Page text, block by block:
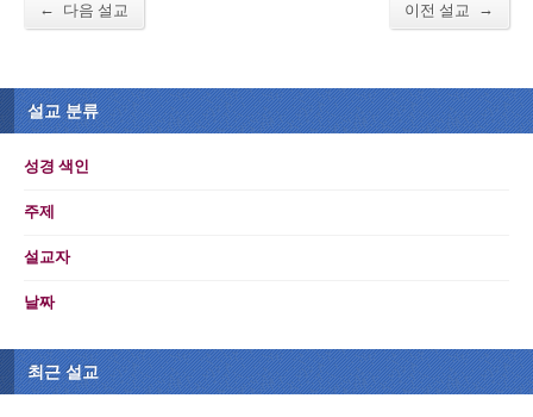
← 다음 설교 이전 설교 →
설교 분류
성경 색인
주제
설교자
날짜
최근 설교